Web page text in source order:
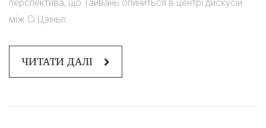
перспектива, що Тайвань опиниться в центрі дискусій
між Сі Цзіньп...
ЧИТАТИ ДАЛІ